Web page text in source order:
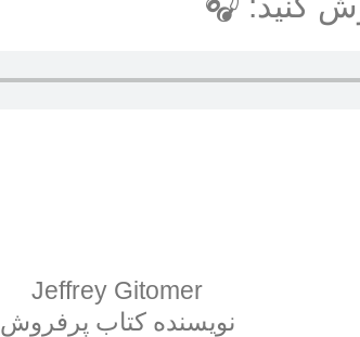
Jeffrey Gitomer
نویسنده کتاب پرفروش